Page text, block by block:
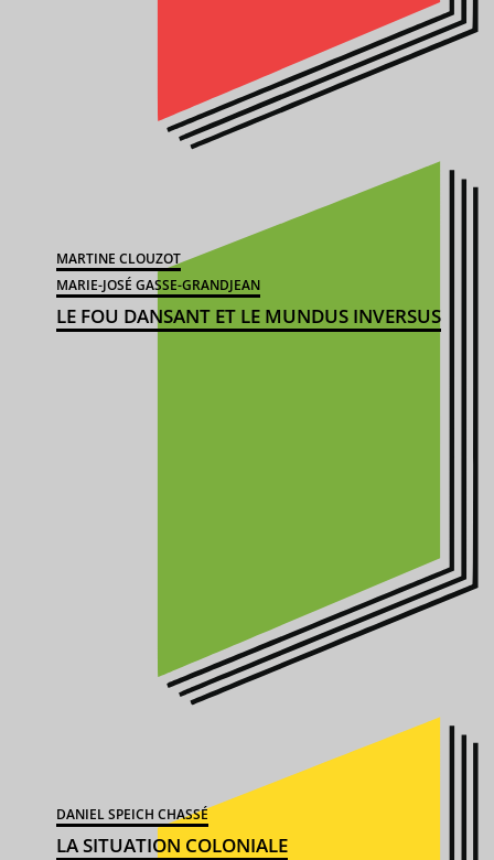
MARTINE CLOUZOT
MARIE-JOSÉ GASSE-GRANDJEAN
LE FOU DANSANT ET LE MUNDUS INVERSUS
DANIEL SPEICH CHASSÉ
LA SITUATION COLONIALE